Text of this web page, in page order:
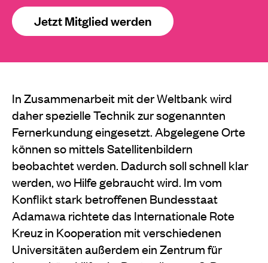
Jetzt Mitglied werden
In Zusammenarbeit mit der Weltbank wird
daher spezielle Technik zur sogenannten
Fernerkundung eingesetzt. Abgelegene Orte
können so mittels Satellitenbildern
beobachtet werden. Dadurch soll schnell klar
werden, wo Hilfe gebraucht wird. Im vom
Konflikt stark betroffenen Bundesstaat
Adamawa richtete das Internationale Rote
Kreuz in Kooperation mit verschiedenen
Universitäten außerdem ein Zentrum für